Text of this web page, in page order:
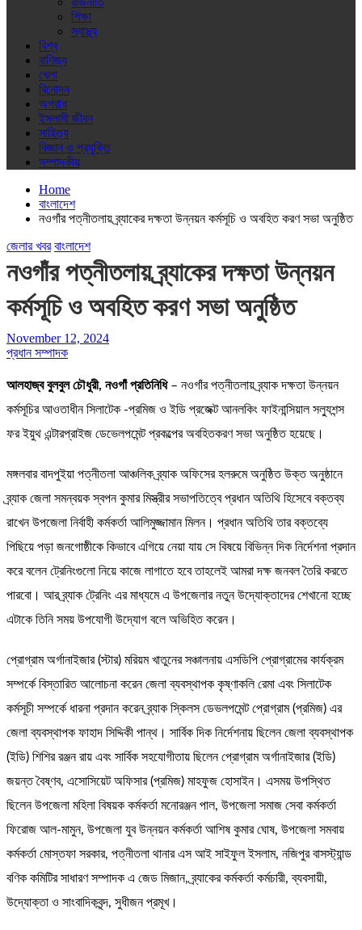
শিক্ষা
স্বাস্থ্য
বিশ্ব
বাণিজ্য
খেলা
বিনোদন
অপরাধ
ইসলামী জীবন
সাহিত্য
বিজ্ঞান ও প্রযুক্তি
সম্পাদকীয়
Home
বাংলাদেশ
নওগাঁর পত্নীতলায় ব্র্যাকের দক্ষতা উন্নয়ন কর্মসূচি ও অবহিত করণ সভা অনুষ্ঠিত
জেলার খবর বাংলাদেশ
নওগাঁর পত্নীতলায় ব্র্যাকের দক্ষতা উন্নয়ন
কর্মসূচি ও অবহিত করণ সভা অনুষ্ঠিত
November 12, 2024
প্রধান সম্পাদক
আলহাজ্ব বুলবুল চৌধুরী, নওগাঁ প্রতিনিধি – নওগাঁর পত্নীতলায় ব্র্যাক দক্ষতা উন্নয়ন
কর্মসূচির আওতাধীন সিলাটেক -প্রমিজ ও ইডি প্রজেক্ট আনলকিং ফাইনান্সিয়াল সল্যুশন্স
ফর ইয়ুথ এন্টারপ্রাইজ ডেভেলপমেন্ট প্রকল্পের অবহিতকরণ সভা অনুষ্ঠিত হয়েছে।
মঙ্গলবার বাদপুইয়া পত্নীতলা আঞ্চলিক ব্র্যাক অফিসের হলরুমে অনুষ্ঠিত উক্ত অনুষ্ঠানে
ব্র্যাক জেলা সমন্বয়ক স্বপন কুমার মিস্ত্রীর সভাপতিত্বে প্রধান অতিথি হিসেবে বক্তব্য
রাখেন উপজেলা নির্বাহী কর্মকর্তা আলিমুজ্জামান মিলন। প্রধান অতিথি তার বক্তব্যে
পিছিয়ে পড়া জনগোষ্ঠীকে কিভাবে এগিয়ে নেয়া যায় সে বিষয়ে বিভিন্ন দিক নির্দেশনা প্রদান
করে বলেন ট্রেনিংগুলো নিয়ে কাজে লাগাতে হবে তাহলেই আমরা দক্ষ জনবল তৈরি করতে
পারবো। আর ব্র্যাক ট্রেনিং এর মাধ্যমে এ উপজেলার নতুন উদ্যোক্তাদের শেখানো হচ্ছে
এটাকে তিনি সময় উপযোগী উদ্যোগ বলে অভিহিত করেন।
প্রোগ্রাম অর্গানাইজার (স্টার) মরিয়ম খাতুনের সঞ্চালনায় এসডিপি প্রোগ্রামের কার্যক্রম
সম্পর্কে বিস্তারিত আলোচনা করেন জেলা ব্যবস্থাপক কৃষ্ণাকলি রেমা এবং সিলাটেক
কর্মসূচী সম্পর্কে ধারনা প্রদান করেন ব্র্যাক স্কিলস ডেভলপমেন্ট প্রোগ্রাম (প্রমিজ) এর
জেলা ব্যবস্থাপক ফাহাদ সিদ্দিকী পান্থ। সার্বিক দিক নির্দেশনায় ছিলেন জেলা ব্যবস্থাপক
(ইডি) শিশির রঞ্জন রায় এবং সার্বিক সহযোগীতায় ছিলেন প্রোগ্রাম অর্গানাইজার (ইডি)
জয়ন্ত বৈষ্ণব, এসোসিয়েট অফিসার (প্রমিজ) মাহফুজ হোসাইন। এসময় উপস্থিত
ছিলেন উপজেলা মহিলা বিষয়ক কর্মকর্তা মনোরঞ্জন পাল, উপজেলা সমাজ সেবা কর্মকর্তা
ফিরোজ আল-মামুন, উপজেলা যুব উন্নয়ন কর্মকর্তা আশিষ কুমার ঘোষ, উপজেলা সমবায়
কর্মকর্তা মোস্তফা সরকার, পত্নীতলা থানার এস আই সাইফুল ইসলাম, নজিপুর বাসস্ট্যান্ড
বণিক কমিটির সাধারণ সম্পাদক এ জেড মিজান, ব্র্যাকের কর্মকর্তা কর্মচারী, ব্যবসায়ী,
উদ্যোক্তা ও সাংবাদিকবৃন্দ, সুধীজন প্রমূখ।